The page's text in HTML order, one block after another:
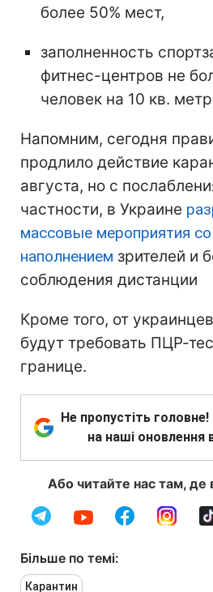
более 50% мест,
заполненность
фитнес-центров не
человек на 10 кв.
Напомним, сегодня
продлило действие
августа, но с
частности, в Украине
массовые мероприятия
наполнением зрителей и
соблюдения дистанции
Кроме того, от
будут требовать ПЦР-
границе.
Не пропустіть
на наші оновлення
Або читайте нас там, де
Більше по темі:
Карантин